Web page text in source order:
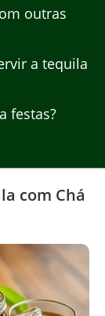
outras
a tequila
festas?
com Chá